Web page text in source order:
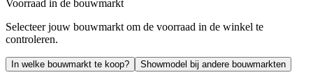
Voorraad in de bouwmarkt
Selecteer jouw bouwmarkt om de voorraad in de winkel te
controleren.
In welke bouwmarkt te koop? Showmodel bij andere bouwmarkten